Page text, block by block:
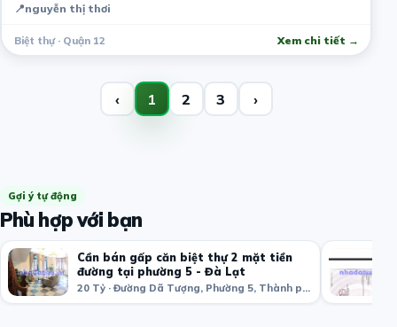
📍nguyễn thị thơi
Biệt thự · Quận 12 Xem chi tiết →
‹ 1 2 3 ›
Gợi ý tự động
Phù hợp với bạn
Cần bán gấp căn biệt thự 2 mặt tiền
đường tại phường 5 - Đà Lạt
20 Tỷ · Đường Dã Tượng, Phường 5, Thành phố Đà Lạt, Lâm Đồng, Việt Nam